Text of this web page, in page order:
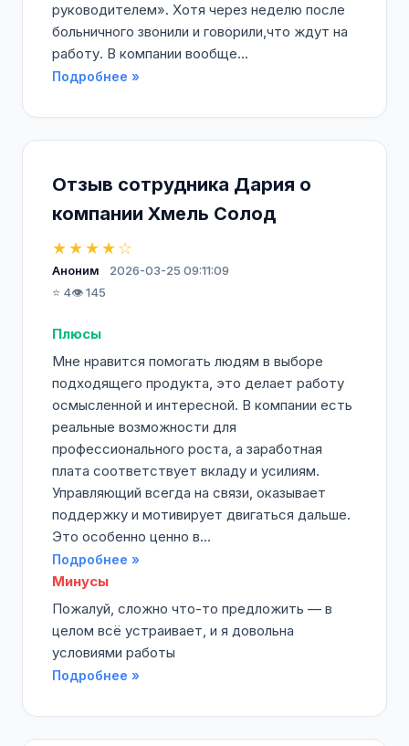
руководителем». Хотя через неделю после
больничного звонили и говорили,что ждут на
работу. В компании вообще...
Подробнее »
Отзыв сотрудника Дария о
компании Хмель Солод
★★★★☆
Аноним
2026-03-25 09:11:09
⭐ 4👁️ 145
Плюсы
Мне нравится помогать людям в выборе
подходящего продукта, это делает работу
осмысленной и интересной. В компании есть
реальные возможности для
профессионального роста, а заработная
плата соответствует вкладу и усилиям.
Управляющий всегда на связи, оказывает
поддержку и мотивирует двигаться дальше.
Это особенно ценно в...
Подробнее »
Минусы
Пожалуй, сложно что-то предложить — в
целом всё устраивает, и я довольна
условиями работы
Подробнее »